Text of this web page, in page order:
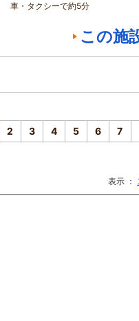
車・タクシーで約5分
この施
2 3 4 5 6 7
表示 ：